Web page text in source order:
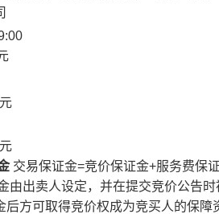
元
元
交易保证金=竞价保证金+服务费保
由出卖人设定，并在提交竞价公告
后方可取得竞价权成为竞买人的保障